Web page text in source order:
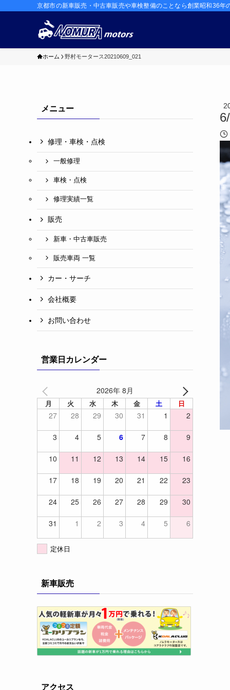
京都市の新車販売・中古車販売や車検整備のことなら創業昭和36年
ホーム 野村モータース20210609_021
メニュー
修理・車検・点検
一般修理
車検・点検
修理実績一覧
販売
新車・中古車販売
販売車両 一覧
カー・サーチ
会社概要
お問い合わせ
営業日カレンダー
2026年 8月
月 火 水 木 金 土 日
27 28 29 30 31 1 2
3 4 5 6 7 8 9
10 11 12 13 14 15 16
17 18 19 20 21 22 23
24 25 26 27 28 29 30
31 1 2 3 4 5 6
定休日
新車販売
アクセス